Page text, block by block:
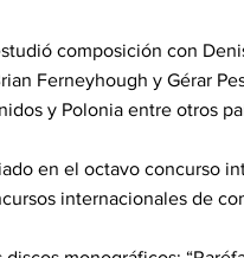
composición con
Ferneyhough y Gérar
y Polonia entre otros
en el octavo concurso
internacionales de